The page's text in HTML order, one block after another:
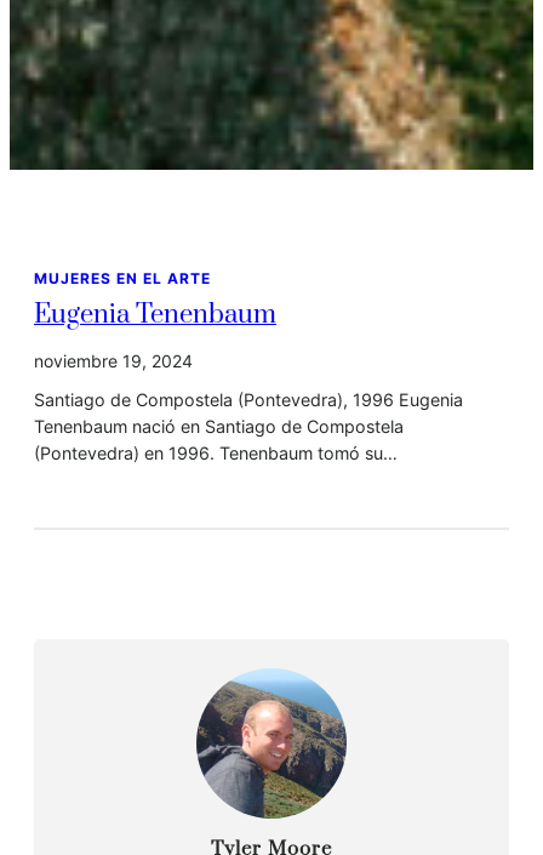
MUJERES EN EL ARTE
Eugenia Tenenbaum
noviembre 19, 2024
Santiago de Compostela (Pontevedra), 1996 Eugenia
Tenenbaum nació en Santiago de Compostela
(Pontevedra) en 1996. Tenenbaum tomó su…
Tyler Moore